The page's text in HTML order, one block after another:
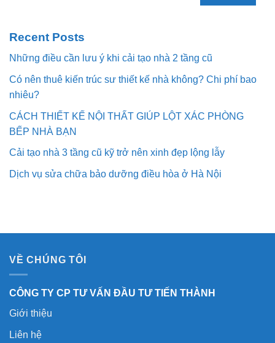
Recent Posts
Những điều cần lưu ý khi cải tạo nhà 2 tầng cũ
Có nên thuê kiến trúc sư thiết kế nhà không? Chi phí bao
nhiêu?
CÁCH THIẾT KẾ NỘI THẤT GIÚP LỘT XÁC PHÒNG
BẾP NHÀ BẠN
Cải tạo nhà 3 tầng cũ kỹ trở nên xinh đẹp lộng lẫy
Dịch vụ sửa chữa bảo dưỡng điều hòa ở Hà Nội
VỀ CHÚNG TÔI
CÔNG TY CP TƯ VẤN ĐẦU TƯ TIẾN THÀNH
Giới thiệu
Liên hệ